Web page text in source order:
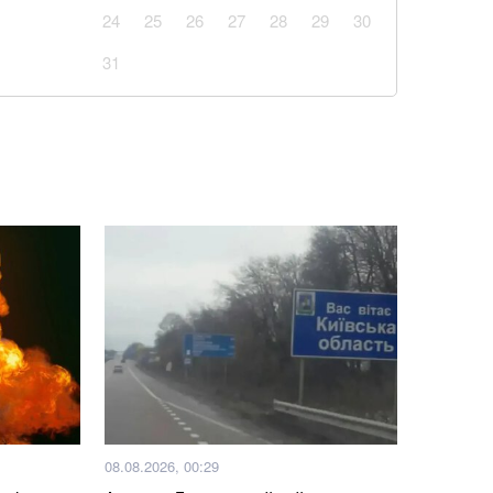
внаслідок бійки маршрутника: захист
дефіцит Patriot через оновлення
на гречку та чого очікувати далі: чи варто
розвідка США шокувала новим прогнозом
на НАТО
за піцу: гарячі бутерброди із сиром і томатами
24
25 26 27 28 29
30
31
08.08.2026, 00:29